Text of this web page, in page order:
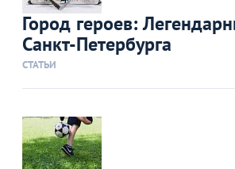
Город героев:
Санкт-Петербурга
СТАТЬИ